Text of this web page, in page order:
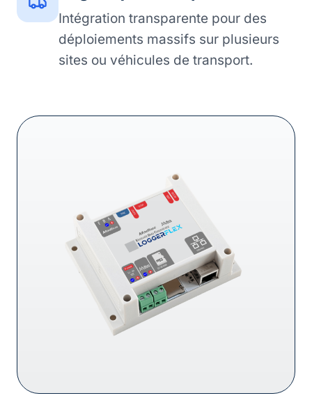
Intégration transparente pour des
déploiements massifs sur plusieurs
sites ou véhicules de transport.